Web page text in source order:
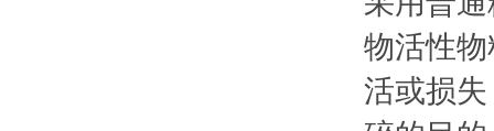
物活性
活或损